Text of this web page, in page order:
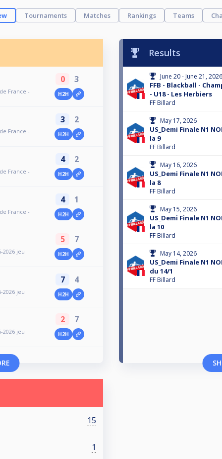
Tournaments Matches Rankings Teams
France -
0 3
H2H
France -
3 2
H2H
France -
4 2
H2H
France -
4 1
H2H
2026 jeu
5 7
H2H
2026 jeu
7 4
H2H
2026 jeu
2 7
H2H
Results
June 20 - June 21, 2026
FFB - Blackball -
- U18 - Les Herbiers
FF Billard
May 17, 2026
US_Demi Finale N1
la 9
FF Billard
May 16, 2026
US_Demi Finale N1
la 8
FF Billard
May 15, 2026
US_Demi Finale N1
la 10
FF Billard
May 14, 2026
US_Demi Finale N1
du 14/1
FF Billard
15
1